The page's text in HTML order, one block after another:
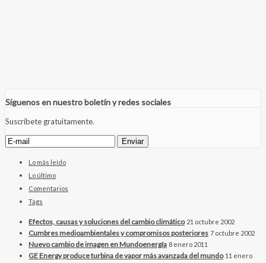
Síguenos en nuestro boletín y redes sociales
Suscríbete gratuitamente.
Lo más leído
Lo último
Comentarios
Tags
Efectos, causas y soluciones del cambio climático 21 octubre 2002
Cumbres medioambientales y compromisos posteriores 7 octubre 2002
Nuevo cambio de imagen en Mundoenergía 8 enero 2011
GE Energy produce turbina de vapor más avanzada del mundo 11 enero